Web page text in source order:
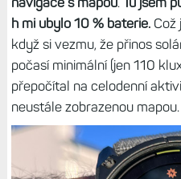
h mi ubylo 10 % baterie.Což
když si vezmu, že přinos
počasí minimální (jen 110
přepočítal na celodenní
neustále zobrazenou mapou.